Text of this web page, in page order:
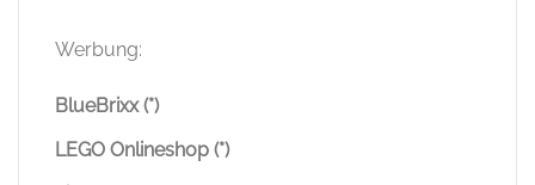
Werbung:
BlueBrixx (*)
LEGO Onlineshop (*)